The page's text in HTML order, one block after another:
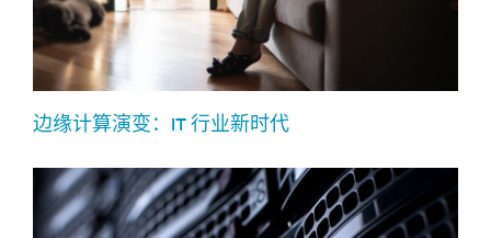
边缘计算演变：IT 行业新时代